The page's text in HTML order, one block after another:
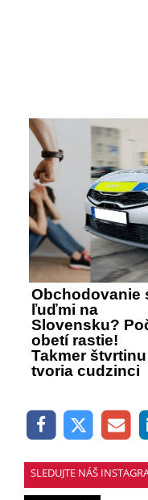
Obchodovanie
ľuďmi na
Slovensku?
obetí rastie!
Takmer štvrtinu
tvoria cudzinci
SLEDUJTE NÁŠ